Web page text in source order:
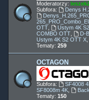
Moderatorzy:
Subfora:
Denys
OTT
Ustym 4K
COMBO OTT
D-
Ustym 4K S2 OTT X
Tematy: 259
OCTAGON
Subfora: SF4008
SF8008m 4K
Tematy: 150